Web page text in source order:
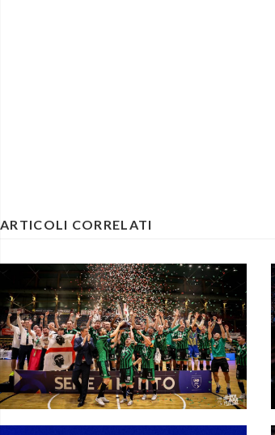
ARTICOLI CORRELATI